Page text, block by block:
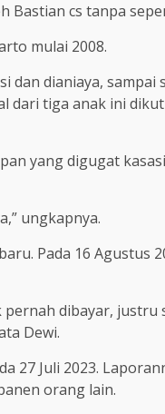
cs tanpa
mulai 2008.
dianiaya,
dari tiga anak ini
yang digugat
ungkapnya.
Pada 16 Agustus
dibayar, justru
Dewi.
27 Juli 2023.
orang lain.